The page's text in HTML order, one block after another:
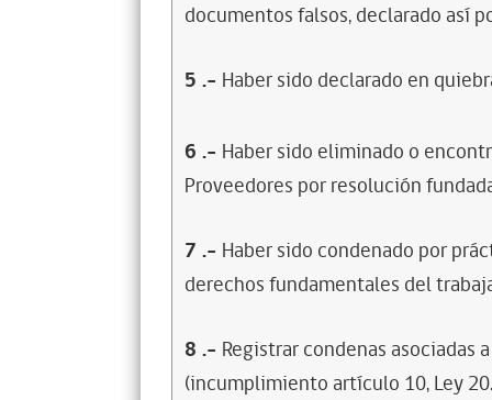
documentos falsos, declarado así
5 .- Haber sido declarado en
6 .- Haber sido eliminado o
Proveedores por resolución
7 .- Haber sido condenado por
derechos fundamentales del
8 .- Registrar condenas asociadas
(incumplimiento artículo 10, Ley